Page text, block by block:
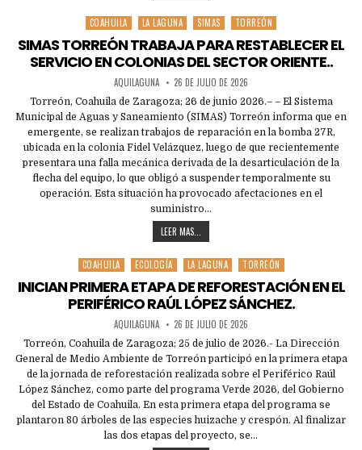
Posted
in
COAHUILA LA LAGUNA SIMAS TORREÓN
SIMAS TORREÓN TRABAJA PARA RESTABLECER EL
SERVICIO EN COLONIAS DEL SECTOR ORIENTE..
AQUILAGUNA 26 DE JULIO DE 2026
Torreón, Coahuila de Zaragoza; 26 de junio 2026.– – El Sistema
Municipal de Aguas y Saneamiento (SIMAS) Torreón informa que en
emergente, se realizan trabajos de reparación en la bomba 27R,
ubicada en la colonia Fidel Velázquez, luego de que recientemente
presentara una falla mecánica derivada de la desarticulación de la
flecha del equipo, lo que obligó a suspender temporalmente su
operación. Esta situación ha provocado afectaciones en el
suministro…
LEER MAS...
Posted
in
COAHUILA ECOLOGÍA LA LAGUNA TORREÓN
INICIAN PRIMERA ETAPA DE REFORESTACIÓN EN EL
PERIFÉRICO RAÚL LÓPEZ SÁNCHEZ.
AQUILAGUNA 26 DE JULIO DE 2026
Torreón, Coahuila de Zaragoza; 25 de julio de 2026.- La Dirección
General de Medio Ambiente de Torreón participó en la primera etapa
de la jornada de reforestación realizada sobre el Periférico Raúl
López Sánchez, como parte del programa Verde 2026, del Gobierno
del Estado de Coahuila. En esta primera etapa del programa se
plantaron 80 árboles de las especies huizache y crespón. Al finalizar
las dos etapas del proyecto, se…